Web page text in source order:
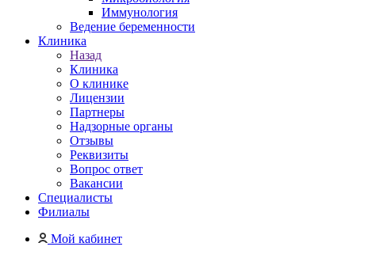
Иммунология
Ведение беременности
Клиника
Назад
Клиника
О клинике
Лицензии
Партнеры
Надзорные органы
Отзывы
Реквизиты
Вопрос ответ
Вакансии
Специалисты
Филиалы
Мой кабинет